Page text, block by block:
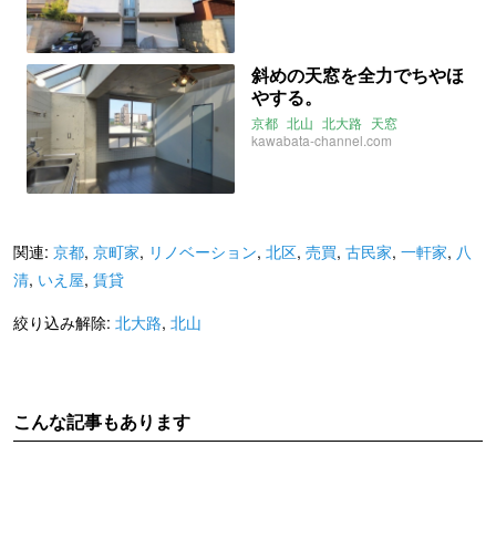
斜めの天窓を全力でちやほ
やする。
京都 北山 北大路 天窓
kawabata-channel.com
関連: 京都, 京町家, リノベーション, 北区, 売買, 古民家, 一軒家, 八
清, いえ屋, 賃貸
絞り込み解除: 北大路, 北山
こんな記事もあります